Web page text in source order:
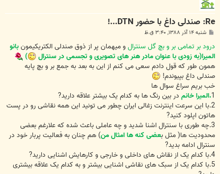
Re: صندلی داغ با حضور DTN...!
پ
ت
شنبه ۱۴ آذر ۱۳۸۸, ۳:۴۰ ق.ظ
درود بر تمامی بر و بچ گل سنترالو میهمان پر از ذوق صندلی الکتریکیمونبانو
المیرا(به زودی با عنوان مادر هنر های تصویری و تجسمی در سنترال
)
همون طور که قول دادم سعی می کنم از این به بعد به جمع بر و بچ پایه
صندلی داغ بپیوندم!
خب بریم سراغ سوال ها
1.المیرا خانم در بین رنگ ها به کدام یک بیشتر علاقه دارید?
2.با این سرعت اینترنت زغالی ایران چطور می تونید این همه نقاشی رو در پست
هاتون اپلود کنید?
3.چه طوری با سنترال اشنا شدید و چه عاملی باعث شده که علارغم بعضی
محدودیت ها( مثل بعضی کنه ها امثال من) هم چنان به فعالیت پربار خود در
سنترال ادامه بدید?
4.با کدام یک از نقاش های داخلی و خارجی و کارهایش اشنایی دارید?
5.با کدام یک از سبک های نقاشی اشنایی بیشتر و به کدام یک علاقه بیشتری